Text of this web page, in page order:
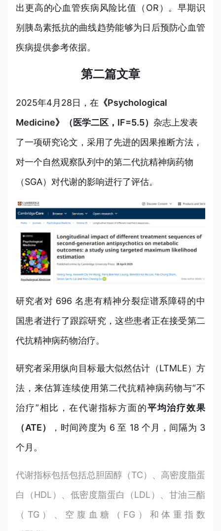
出更高的心血管疾病风险比值（OR）。早期识
别胰岛素抵抗的曲线趋势能够为日后预防心血管
疾病提供参考依据。
第二篇文章
2025年4月28日，在 《Psychological
Medicine》（医学二区，IF=5.5） 杂志上发表
了一项研究论文，采用了先进的因果推断方法，
对一个自然观察队列中的第二代抗精神病药物
（SGA）对代谢的影响进行了评估。
研究者对 696 名患有精神分裂症谱系障碍的中
国患者进行了跟踪研究，这些患者正在接受第二
代抗精神病药物治疗。
研究者采用纵向目标最大似然估计（LTMLE）方
法，来估算连续使用第二代抗精神病药物与“不
治疗”相比，在代谢指标方面的平均治疗效果
（ATE）
，时间跨度为 6 至 18 个月，间隔为 3
个月。
代谢指标包括包括总胆固醇（TC）、高密度脂蛋
白（HDL）、低密度脂蛋白（LDL）、甘油三酯
（TG）、空腹血糖（FG）和体重指数